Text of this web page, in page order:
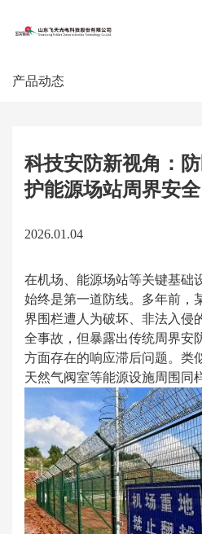
产品动态
科技安防新视角：
护能源场站周界安全
2026.01.04
在机场、能源场站等关键基础
始终是第一道防线。多年前，
界围栏遭人为破坏、非法入侵
全事故，但暴露出传统周界安
方面存在的响应滞后问题。类
天然气阀室等能源设施周围同